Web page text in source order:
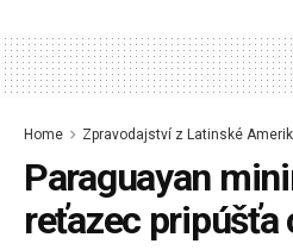
Home Zpravodajství z Latinské
Paraguayan
reťazec pripúšťa